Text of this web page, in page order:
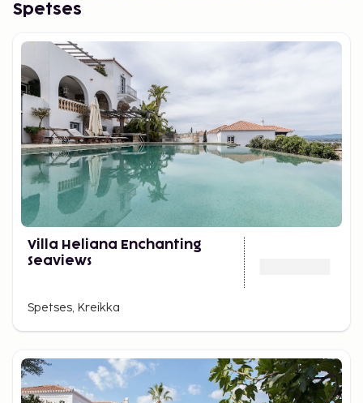
Spetses
Villa Heliana Enchanting
Seaviews
Spetses, Kreikka